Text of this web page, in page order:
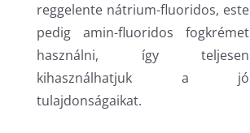
reggelente nátrium-fluoridos, este
pedig amin-fluoridos fogkrémet
használni, így teljesen
kihasználhatjuk a jó
tulajdonságaikat.